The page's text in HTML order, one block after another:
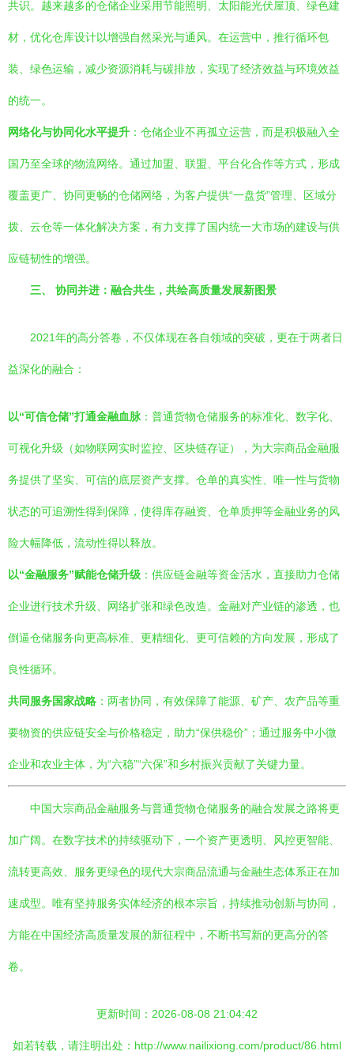
共识。越来越多的仓储企业采用节能照明、太阳能光伏屋顶、绿色建
材，优化仓库设计以增强自然采光与通风。在运营中，推行循环包
装、绿色运输，减少资源消耗与碳排放，实现了经济效益与环境效益
的统一。
网络化与协同化水平提升 ：仓储企业不再孤立运营，而是积极融入全
国乃至全球的物流网络。通过加盟、联盟、平台化合作等方式，形成
覆盖更广、协同更畅的仓储网络，为客户提供“一盘货”管理、区域分
拨、云仓等一体化解决方案，有力支撑了国内统一大市场的建设与供
应链韧性的增强。
三、 协同并进：融合共生，共绘高质量发展新图景
2021年的高分答卷，不仅体现在各自领域的突破，更在于两者日
益深化的融合：
以“可信仓储”打通金融血脉 ：普通货物仓储服务的标准化、数字化、
可视化升级（如物联网实时监控、区块链存证），为大宗商品金融服
务提供了坚实、可信的底层资产支撑。仓单的真实性、唯一性与货物
状态的可追溯性得到保障，使得库存融资、仓单质押等金融业务的风
险大幅降低，流动性得以释放。
以“金融服务”赋能仓储升级 ：供应链金融等资金活水，直接助力仓储
企业进行技术升级、网络扩张和绿色改造。金融对产业链的渗透，也
倒逼仓储服务向更高标准、更精细化、更可信赖的方向发展，形成了
良性循环。
共同服务国家战略 ：两者协同，有效保障了能源、矿产、农产品等重
要物资的供应链安全与价格稳定，助力“保供稳价”；通过服务中小微
企业和农业主体，为“六稳”“六保”和乡村振兴贡献了关键力量。
中国大宗商品金融服务与普通货物仓储服务的融合发展之路将更
加广阔。在数字技术的持续驱动下，一个资产更透明、风控更智能、
流转更高效、服务更绿色的现代大宗商品流通与金融生态体系正在加
速成型。唯有坚持服务实体经济的根本宗旨，持续推动创新与协同，
方能在中国经济高质量发展的新征程中，不断书写新的更高分的答
卷。
更新时间：2026-08-08 21:04:42
如若转载，请注明出处：http://www.nailixiong.com/product/86.html